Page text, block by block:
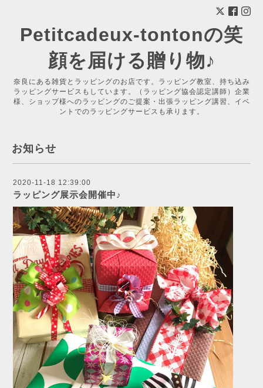
Petitcadeux-tontonの笑
顔を届ける贈り物♪
奈良にある雑貨とラッピングのお店です。ラッピング教室、持ち込み
ラッピングサービスもしています。（ラッピング協会認定講師）企業
様、ショップ様へのラッピングのご提案・出張ラッピング講習、イベ
ントでのラッピングサービスも承ります。
お知らせ
2020-11-18 12:39:00
ラッピング展示会開催中♪